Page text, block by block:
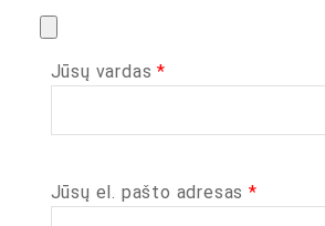
Jūsų vardas*
Jūsų el. pašto adresas *